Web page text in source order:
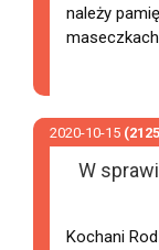
należy
W
2020-10-15
Kochani